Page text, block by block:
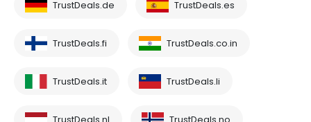
TrustDeals.de TrustDeals.es
TrustDeals.fi TrustDeals.co.in
TrustDeals.it TrustDeals.li